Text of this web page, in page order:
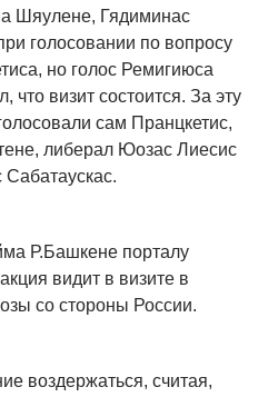
Шяулене, Гядиминас
голосовании по вопросу
но голос Ремигиюса
визит состоится. За эту
сам Пранцкетис,
либерал Юозас Лиесис
Р.Башкене порталу
видит в визите в
со стороны России.
воздержаться, считая,